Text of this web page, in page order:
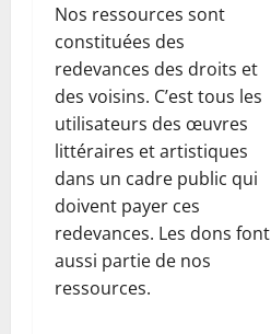
Nos ressources sont
constituées des
redevances des droits et
des voisins. C’est tous les
utilisateurs des œuvres
littéraires et artistiques
dans un cadre public qui
doivent payer ces
redevances. Les dons font
aussi partie de nos
ressources.